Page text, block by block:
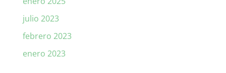
julio 2023
febrero 2023
enero 2023